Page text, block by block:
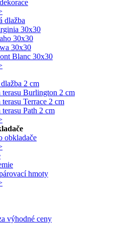
dlažba
30x30
30x30
30x30
Blanc 30x30
2 cm
terasu Burlington 2 cm
Terrace 2 cm
Path 2 cm
obkladače
hmoty
výhodné ceny